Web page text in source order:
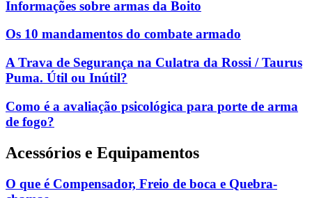
Informações sobre armas da Boito
Os 10 mandamentos do combate armado
A Trava de Segurança na Culatra da Rossi / Taurus
Puma. Útil ou Inútil?
Como é a avaliação psicológica para porte de arma
de fogo?
Acessórios e Equipamentos
O que é Compensador, Freio de boca e Quebra-